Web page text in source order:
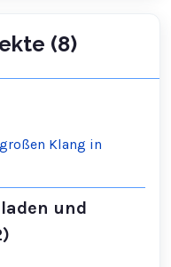
(8)
Klang in
und